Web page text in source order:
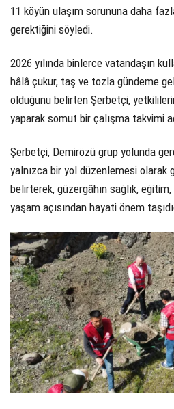
11 köyün ulaşım sorununa daha
gerektiğini söyledi.
2026 yılında binlerce vatandaşın
hâlâ çukur, taş ve tozla gündeme
olduğunu belirten Şerbetçi,
yaparak somut bir çalışma takvimi
Şerbetçi, Demirözü grup yolunda
yalnızca bir yol düzenlemesi olarak
belirterek, güzergâhın sağlık,
yaşam açısından hayati önem